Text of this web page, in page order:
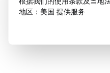
地区：美国 提供服务